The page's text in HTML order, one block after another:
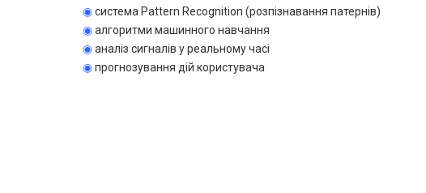
◉система Pattern Recognition (розпізнавання патернів)
◉алгоритми машинного навчання
◉аналіз сигналів у реальному часі
◉прогнозування дій користувача